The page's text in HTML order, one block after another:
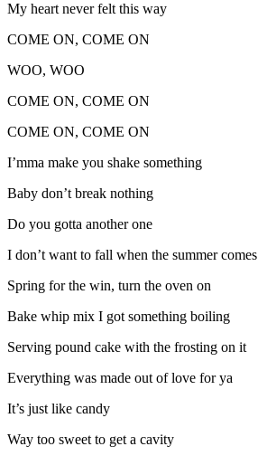
My heart never felt this way
COME ON, COME ON
WOO, WOO
COME ON, COME ON
COME ON, COME ON
I’mma make you shake something
Baby don’t break nothing
Do you gotta another one
I don’t want to fall when the summer comes
Spring for the win, turn the oven on
Bake whip mix I got something boiling
Serving pound cake with the frosting on it
Everything was made out of love for ya
It’s just like candy
Way too sweet to get a cavity